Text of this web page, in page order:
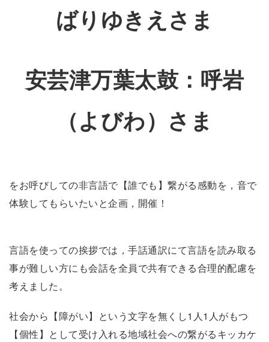
ばりゆきえさま
安芸津万葉太鼓：呼岩
（よびわ）さま
をお呼びしての非言語で【誰でも】繋がる感動を，音で
体験してもらいたいと企画，開催！
言語を使っての挨拶では，手話通訳にて言語を読み取る
事が難しい方にも会話を全員で共有できる合理的配慮を
考えました。
社会から【障がい】という文字を無くし1人1人がもつ
【個性】として受け入れる地域社会への繋がるキッカケ